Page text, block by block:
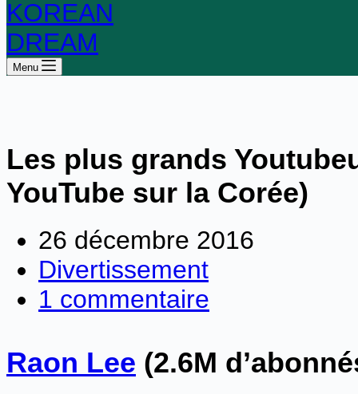
Menu
Les plus grands
YouTube sur la Corée)
26 décembre 2016
Divertissement
1 commentaire
Raon Lee (2.6M